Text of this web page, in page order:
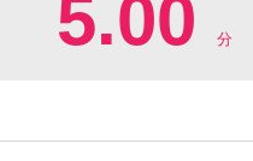
5.00 分